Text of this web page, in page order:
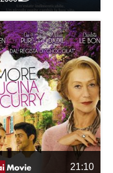
21:10